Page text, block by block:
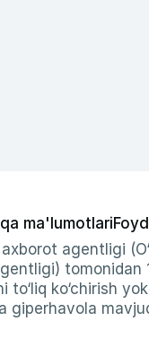
ma'lumotlari
agentligi
ko‘chirish